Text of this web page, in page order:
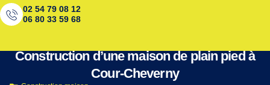
02 54 79 08 12
06 80 33 59 68
Construction d’une maison de plain pied à
Cour-Cheverny